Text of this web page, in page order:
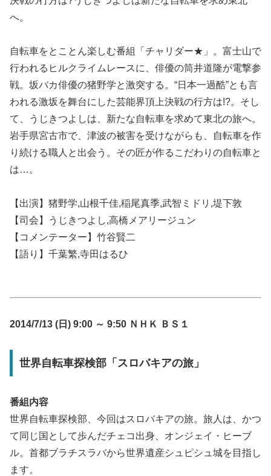
へ。
自転車をとことん楽しむ番組「チャリダー★」。富士山で
行われるヒルクライムレースに、俳優の筒井道隆が電撃参
戦。坂バカ俳優の猪野学と激突する。“日本一過酷”とも言
われる激坂を舞台にした芸能界頂上決戦の行方は!?。そし
て、うじきつよしは、新たな自転車を求めて東北の旅へ。
岩手県宮古市で、津波の被害を受けながらも、自転車を作
り続ける職人と出会う。その匠が作るこだわりの自転車と
は…。
【出演】猪野学,山根千佳,稲尾真季,武智ミドリ,堤下敦
【司会】うじきつよし,高橋メアリージュン
【コメンテーター】竹谷賢二
【語り】千葉繁,寺田はるひ
2014/7/13 (日) 9:00 ～ 9:50 ＮＨＫ ＢＳ１
世界自転車探検部「スロバキアの旅」
番組内容
世界自転車探検部、今回はスロバキアの旅。旅人は、かつ
て同じ国として歩んだチェコ出身、オンジェイ・ヒーブ
ル。首都ブラチスラバから世界遺産シュピシュ城を目指し
ます。